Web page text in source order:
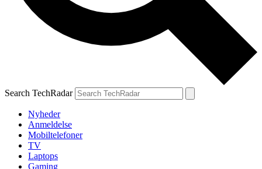
Search TechRadar
Nyheder
Anmeldelse
Mobiltelefoner
TV
Laptops
Gaming